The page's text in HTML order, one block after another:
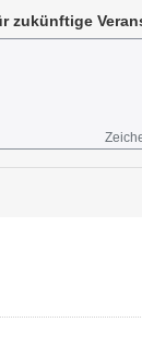
zukünftige